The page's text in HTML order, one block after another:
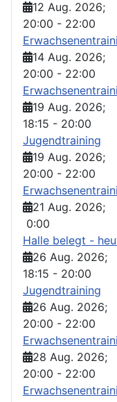
12 Aug. 2026;
20:00 - 22:00
14 Aug. 2026;
20:00 - 22:00
19 Aug. 2026;
18:15 - 20:00
Jugendtraining
19 Aug. 2026;
20:00 - 22:00
21 Aug. 2026;
0:00
Halle belegt -
26 Aug. 2026;
18:15 - 20:00
Jugendtraining
26 Aug. 2026;
20:00 - 22:00
28 Aug. 2026;
20:00 - 22:00